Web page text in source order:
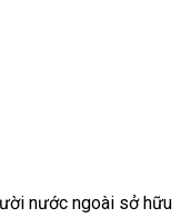
nước ngoài sở hữu